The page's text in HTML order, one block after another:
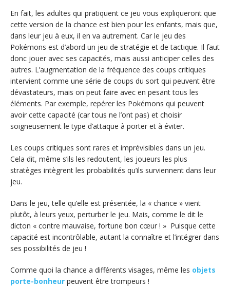
En fait, les adultes qui pratiquent ce jeu vous expliqueront que
cette version de la chance est bien pour les enfants, mais que,
dans leur jeu à eux, il en va autrement. Car le jeu des
Pokémons est d’abord un jeu de stratégie et de tactique. Il faut
donc jouer avec ses capacités, mais aussi anticiper celles des
autres. L’augmentation de la fréquence des coups critiques
intervient comme une série de coups du sort qui peuvent être
dévastateurs, mais on peut faire avec en pesant tous les
éléments. Par exemple, repérer les Pokémons qui peuvent
avoir cette capacité (car tous ne l’ont pas) et choisir
soigneusement le type d’attaque à porter et à éviter.
Les coups critiques sont rares et imprévisibles dans un jeu.
Cela dit, même s’ils les redoutent, les joueurs les plus
stratèges intègrent les probabilités qu’ils surviennent dans leur
jeu.
Dans le jeu, telle qu’elle est présentée, la « chance » vient
plutôt, à leurs yeux, perturber le jeu. Mais, comme le dit le
dicton « contre mauvaise, fortune bon cœur ! » Puisque cette
capacité est incontrôlable, autant la connaître et l’intégrer dans
ses possibilités de jeu !
Comme quoi la chance a différents visages, même les objets
porte-bonheur peuvent être trompeurs !